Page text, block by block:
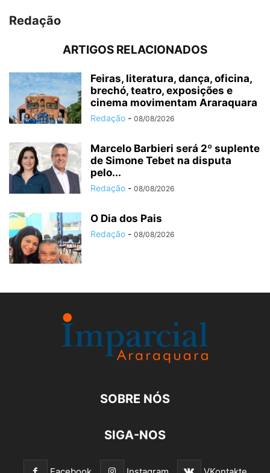
Redação
ARTIGOS RELACIONADOS
Feiras, literatura, dança, oficina,
brechó, teatro, exposições e
cinema movimentam Araraquara
Redação - 08/08/2026
Marcelo Barbieri será 2º suplente
de Simone Tebet na disputa
pelo...
Redação - 08/08/2026
O Dia dos Pais
Redação - 08/08/2026
SOBRE NÓS
SIGA-NOS